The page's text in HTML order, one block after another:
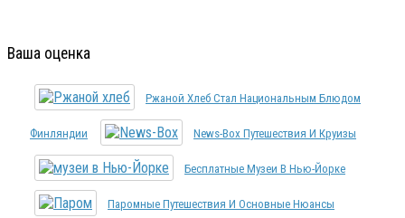
Ваша оценка
Ржаной Хлеб Стал Национальным Блюдом
Финляндии News-Box Путешествия И Круизы
Бесплатные Музеи В Нью-Йорке
Паромные Путешествия И Основные Нюансы